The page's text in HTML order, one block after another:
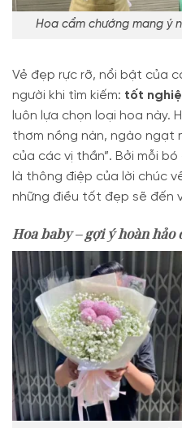
Hoa cẩm chướng mang ý
Vẻ đẹp rực rỡ, nổi bật của
người khi tìm kiếm: tốt
luôn lựa chọn loại hoa này.
thơm nồng nàn, ngào ngạt
của các vị thần”. Bởi mỗi
là thông điệp của lời chúc
những điều tốt đẹp sẽ đến
Hoa baby – gợi ý hoàn